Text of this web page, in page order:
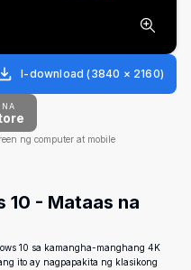
I-download (3840 × 2160)
NA
ng computer at mobile
10 - Mataas na
10 sa kamangha-manghang 4K
ito ay nagpapakita ng klasikong